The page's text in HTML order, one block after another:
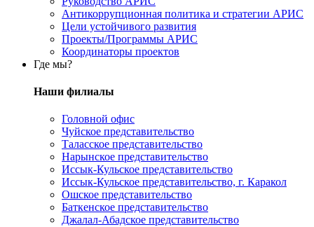
Антикоррупционная политика и стратегии АРИС
Цели устойчивого развития
Проекты/Программы АРИС
Координаторы проектов
Где мы?
Наши филиалы
Головной офис
Чуйское представительство
Таласское представительство
Нарынское представительство
Иссык-Кульское представительство
Иссык-Кульское представительство, г. Каракол
Ошское представительство
Баткенское представительство
Джалал-Абадское представительство